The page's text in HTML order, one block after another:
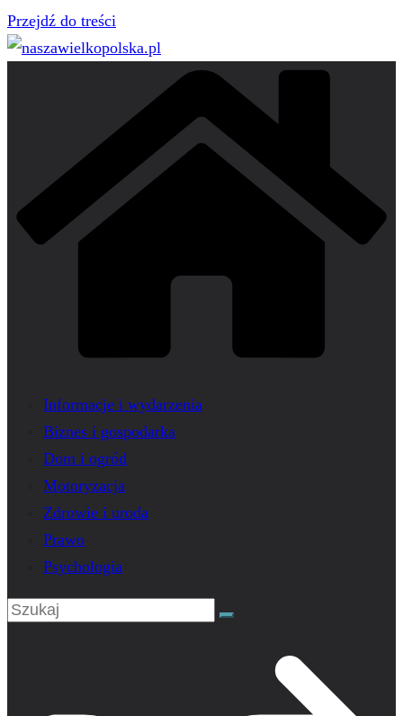
Przejdź do treści
Informacje i wydarzenia
Biznes i gospodarka
Dom i ogród
Motoryzacja
Zdrowie i uroda
Prawo
Psychologia